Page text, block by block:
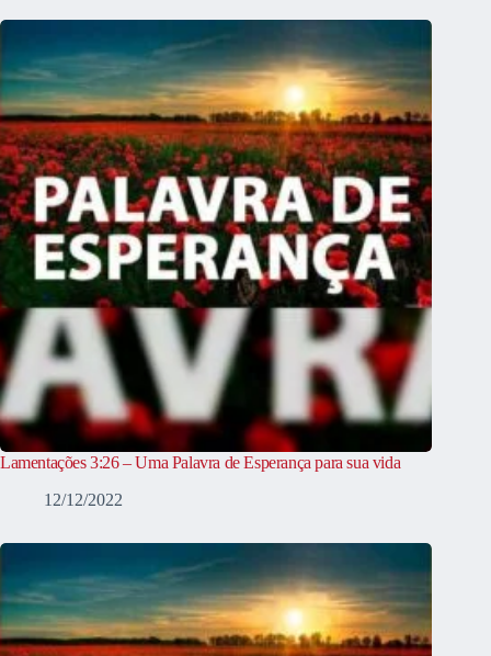
Lamentações 3:26 – Uma Palavra de Esperança para sua vida
12/12/2022